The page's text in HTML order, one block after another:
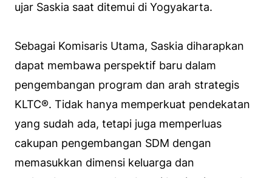
ujar Saskia saat ditemui di Yogyakarta.
Sebagai Komisaris Utama, Saskia diharapkan
dapat membawa perspektif baru dalam
pengembangan program dan arah strategis
KLTC®. Tidak hanya memperkuat pendekatan
yang sudah ada, tetapi juga memperluas
cakupan pengembangan SDM dengan
memasukkan dimensi keluarga dan